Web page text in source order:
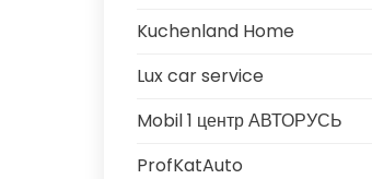
Kuchenland Home
Lux car service
Mobil 1 центр АВТОРУСЬ
ProfKatAuto